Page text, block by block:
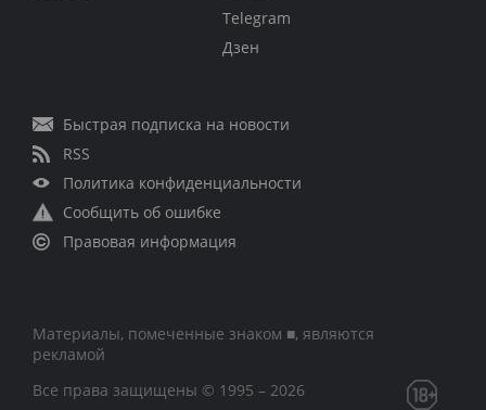
Telegram
Дзен
Быстрая подписка на новости
RSS
Политика конфиденциальности
Сообщить об ошибке
Правовая информация
Материалы, помеченные знаком ■, являются
рекламой
Все права защищены © 1995 – 2026